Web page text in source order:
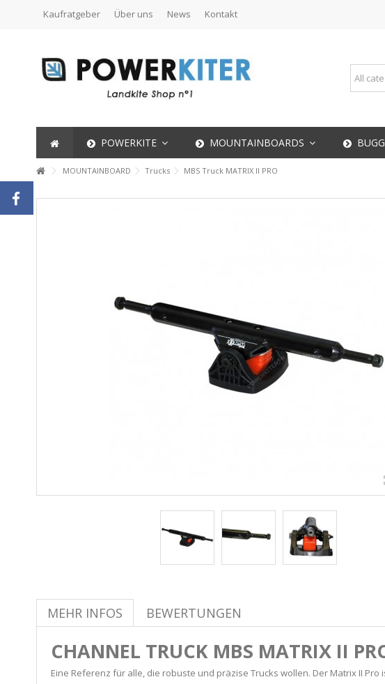
Kaufratgeber Über uns News Kontakt
POWERKITE MOUNTAINBOARDS
MOUNTAINBOARD Trucks MBS Truck MATRIX II PRO
MEHR INFOS BEWERTUNGEN
CHANNEL TRUCK MBS MATRIX II
Eine Referenz für alle, die robuste und präzise Trucks wollen. Der Matrix II